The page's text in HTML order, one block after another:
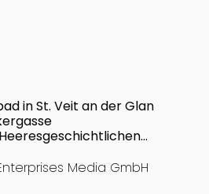
in St. Veit an der Glan
Media GmbH